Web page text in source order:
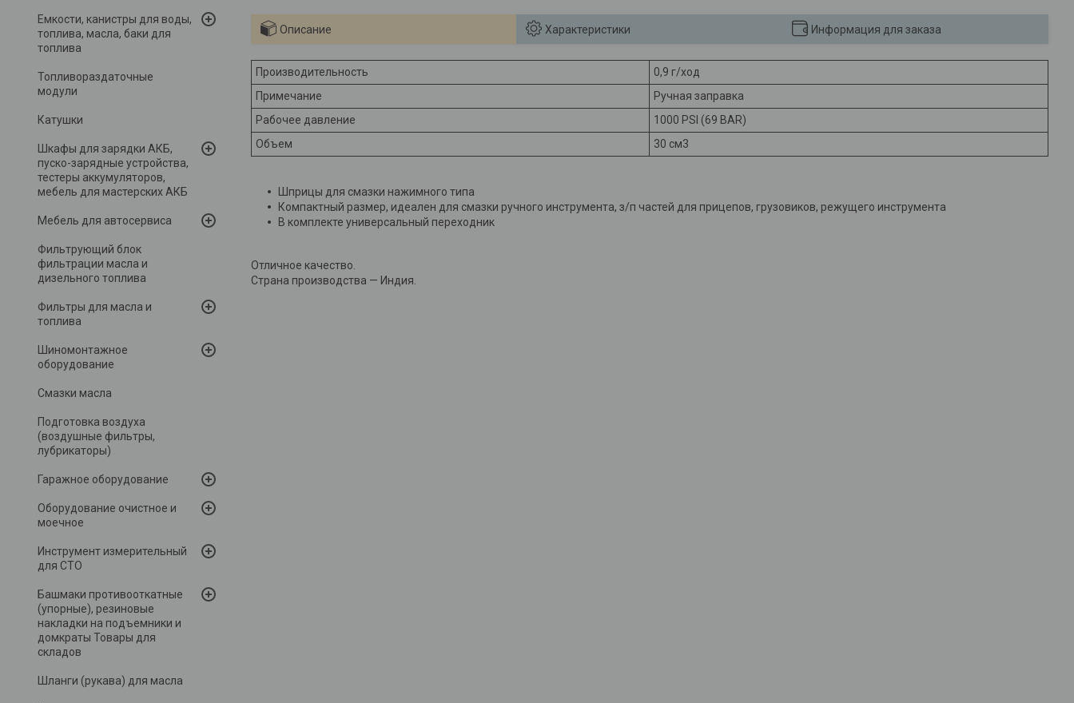
Емкости, канистры для воды,
топлива, масла, баки для
топлива
Топливораздаточные
модули
Катушки
Шкафы для зарядки АКБ,
пуско-зарядные устройства,
тестеры аккумуляторов,
мебель для мастерских АКБ
Мебель для автосервиса
Фильтрующий блок
фильтрации масла и
дизельного топлива
Фильтры для масла и
топлива
Шиномонтажное
оборудование
Смазки масла
Подготовка воздуха
(воздушные фильтры,
лубрикаторы)
Гаражное оборудование
Оборудование очистное и
моечное
Инструмент измерительный
для СТО
Башмаки противооткатные
(упорные), резиновые
накладки на подъемники и
домкраты Товары для
складов
Шланги (рукава) для масла
Описание Характеристики Информация для заказа
Производительность
0,9 г/ход
Примечание
Ручная заправка
Рабочее давление
1000 PSI (69 BAR)
Объем
30 см3
Шприцы для смазки нажимного типа
Компактный размер, идеален для смазки ручного инструмента, з/п частей для прицепов, грузовиков, режущего инструмента
В комплекте универсальный переходник
Отличное качество.
Страна производства — Индия.